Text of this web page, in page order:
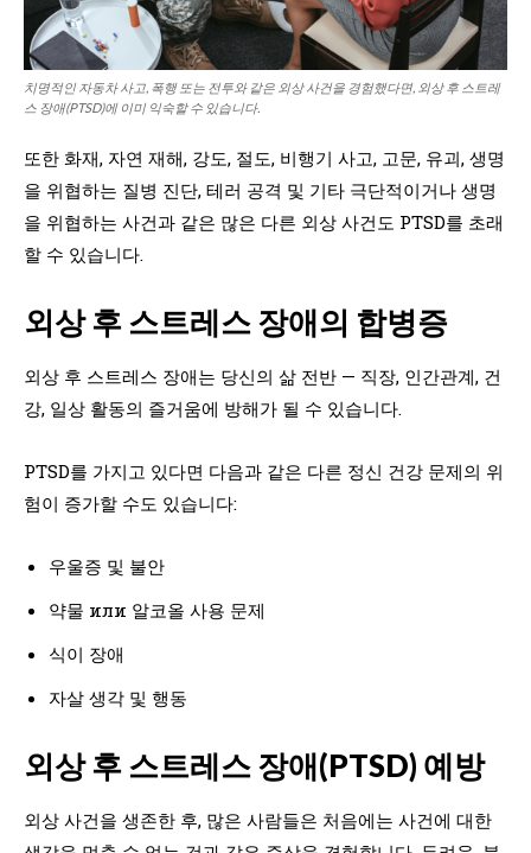
치명적인 자동차 사고, 폭행 또는 전투와 같은 외상 사건을 경험했다면, 외상 후 스트레
스 장애(PTSD)에 이미 익숙할 수 있습니다.
또한 화재, 자연 재해, 강도, 절도, 비행기 사고, 고문, 유괴, 생명
을 위협하는 질병 진단, 테러 공격 및 기타 극단적이거나 생명
을 위협하는 사건과 같은 많은 다른 외상 사건도 PTSD를 초래
할 수 있습니다.
외상 후 스트레스 장애의 합병증
외상 후 스트레스 장애는 당신의 삶 전반 — 직장, 인간관계, 건
강, 일상 활동의 즐거움에 방해가 될 수 있습니다.
PTSD를 가지고 있다면 다음과 같은 다른 정신 건강 문제의 위
험이 증가할 수도 있습니다:
우울증 및 불안
약물 или 알코올 사용 문제
식이 장애
자살 생각 및 행동
외상 후 스트레스 장애(PTSD) 예방
외상 사건을 생존한 후, 많은 사람들은 처음에는 사건에 대한